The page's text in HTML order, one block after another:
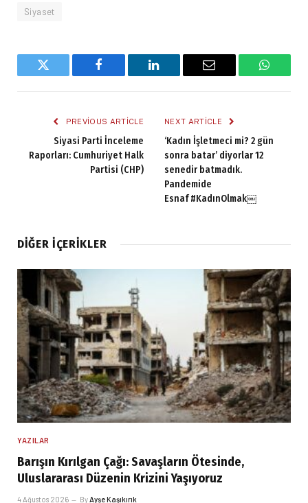
Siyaset
Twitter Facebook LinkedIn Email
PREVIOUS ARTICLE
Siyasi Parti İnceleme
Raporları: Cumhuriyet Halk
Partisi (CHP)
NEXT ARTICLE
‘Kadın İşletmeci mi? 2 gün
sonra batar’ diyorlar 12
senedir batmadık.
Pandemide
Esnaf #KadınOlmak￼
DIĞER İÇERIKLER
YAZILAR
Barışın Kırılgan Çağı: Savaşların Ötesinde,
Uluslararası Düzenin Krizini Yaşıyoruz
4 Ağustos 2026 ByAyşe Kaşıkırık